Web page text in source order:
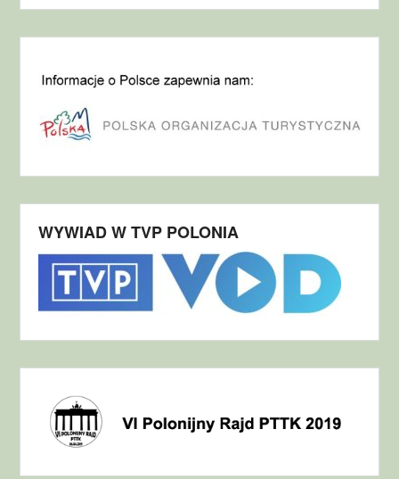
WYWIAD W TVP POLONIA